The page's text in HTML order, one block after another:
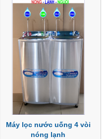
Máy lọc nước uống 4 vòi
nóng lạnh